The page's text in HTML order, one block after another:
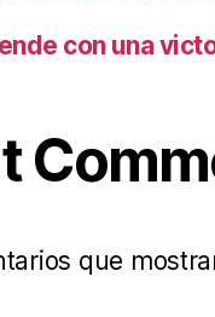
con una
que